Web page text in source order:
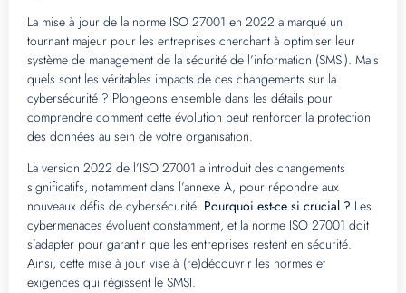
La mise à jour de la norme ISO 27001 en 2022 a marqué un
tournant majeur pour les entreprises cherchant à optimiser leur
système de management de la sécurité de l’information (SMSI). Mais
quels sont les véritables impacts de ces changements sur la
cybersécurité ? Plongeons ensemble dans les détails pour
comprendre comment cette évolution peut renforcer la protection
des données au sein de votre organisation.
La version 2022 de l’ISO 27001 a introduit des changements
significatifs, notamment dans l’annexe A, pour répondre aux
nouveaux défis de cybersécurité. Pourquoi est-ce si crucial ? Les
cybermenaces évoluent constamment, et la norme ISO 27001 doit
s’adapter pour garantir que les entreprises restent en sécurité.
Ainsi, cette mise à jour vise à (re)découvrir les normes et
exigences qui régissent le SMSI.